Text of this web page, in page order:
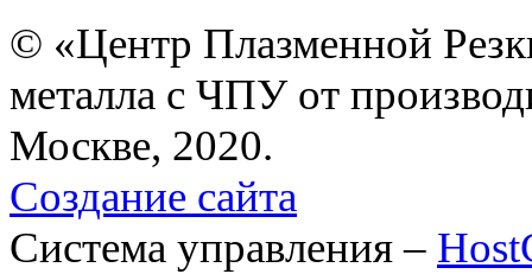
© «Центр Плазменной
металла с ЧПУ от
Москве, 2020.
Создание сайта
Система управления –